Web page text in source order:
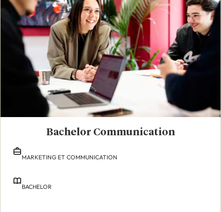
Bachelor Communication
MARKETING ET COMMUNICATION
BACHELOR